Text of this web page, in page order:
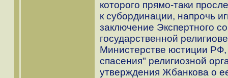
которого прямо-таки
к субординации, напрочь
заключение Экспертного
государственной
Министерстве юстиции
спасения" религиозной
утверждения Жбанкова о